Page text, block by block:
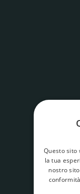
Questo sito
la tua
nostro